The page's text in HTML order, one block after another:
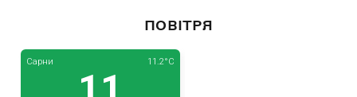
ПОВІТРЯ